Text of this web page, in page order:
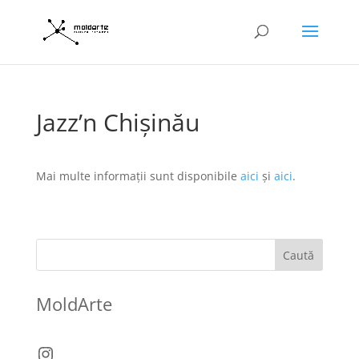
Jazz’n Chişinău
Mai multe informații sunt disponibile aici și aici.
Caută
MoldArte
Instagram